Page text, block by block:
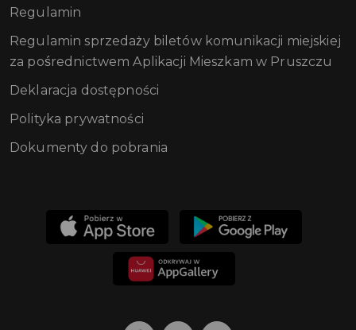
Regulamin
Regulamin sprzedaży biletów komunikacji miejskiej
za pośrednictwem Aplikacji Mieszkam w Pruszczu
Deklaracja dostępności
Polityka prywatności
Dokumenty do pobrania